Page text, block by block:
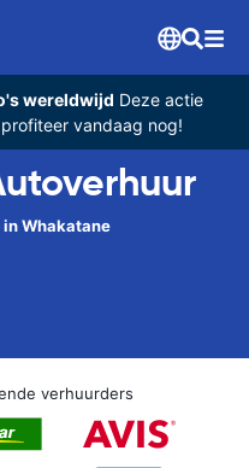
wereldwijd Deze actie
vandaag nog!
Whakatane
verhuurders